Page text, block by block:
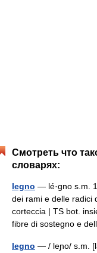
Смотреть что
словарях:
legno — lé·gno s.m.
dei rami e delle radici
corteccia | TS bot.
fibre di sostegno e
legno — / leɲo/ s.m.